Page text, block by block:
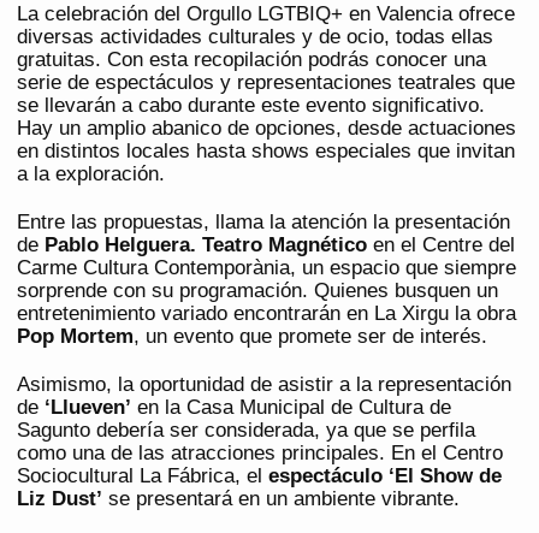
La celebración del Orgullo LGTBIQ+ en Valencia ofrece
diversas actividades culturales y de ocio, todas ellas
gratuitas. Con esta recopilación podrás conocer una
serie de espectáculos y representaciones teatrales que
se llevarán a cabo durante este evento significativo.
Hay un amplio abanico de opciones, desde actuaciones
en distintos locales hasta shows especiales que invitan
a la exploración.
Entre las propuestas, llama la atención la presentación
de Pablo Helguera. Teatro Magnético en el Centre del
Carme Cultura Contemporània, un espacio que siempre
sorprende con su programación. Quienes busquen un
entretenimiento variado encontrarán en La Xirgu la obra
Pop Mortem, un evento que promete ser de interés.
Asimismo, la oportunidad de asistir a la representación
de ‘Llueven’ en la Casa Municipal de Cultura de
Sagunto debería ser considerada, ya que se perfila
como una de las atracciones principales. En el Centro
Sociocultural La Fábrica, el espectáculo ‘El Show de
Liz Dust’ se presentará en un ambiente vibrante.